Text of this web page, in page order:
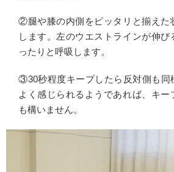
②腿や膝の内側をピッタリと揃えた
します。左のウエストラインが伸び
ったりと呼吸します。
③30秒程度キープしたら反対側も同
よく感じられるようであれば、キー
も構いません。